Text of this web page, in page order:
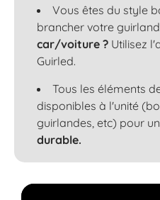
Vous êtes du style
brancher votre
car/voiture ? Utilisez
Guirled.
Tous les éléments
disponibles à l'unité
guirlandes, etc) pour un
durable.